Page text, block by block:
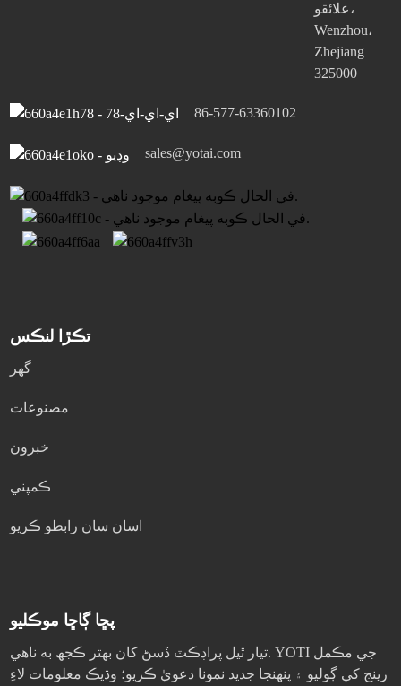
علائقو،
Wenzhou،
Zhejiang
325000
86-577-63360102
sales@yotai.com
تڪڙا لنڪس
گھر
مصنوعات
خبرون
ڪمپني
اسان سان رابطو ڪريو
پڇا ڳاڇا موڪليو
تيار ٿيل پراڊڪٽ ڏسڻ کان بهتر ڪجھ به ناهي. YOTI جي مڪمل
رينج کي ڳوليو ۽ پنهنجا جديد نمونا دعويٰ ڪريو؛ وڌيڪ معلومات لاءِ